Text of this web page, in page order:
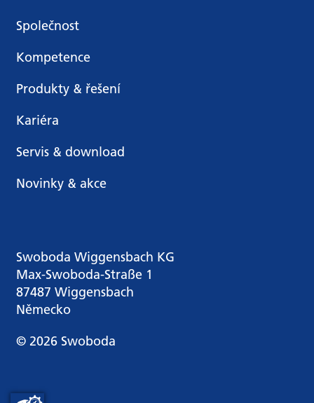
Společnost
Kompetence
Produkty & řešení
Kariéra
Servis & download
Novinky & akce
Swoboda Wiggensbach KG
Max-Swoboda-Straße 1
87487 Wiggensbach
Německo
© 2026 Swoboda